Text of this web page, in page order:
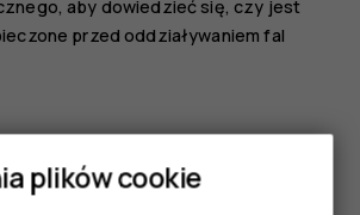
aby dowiedzieć się, czy jest
przed oddziaływaniem fal
plików cookie